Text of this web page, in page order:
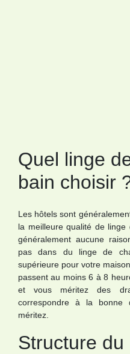
Quel linge
bain choisir
Les hôtels sont
la meilleure qualité de
généralement aucune
pas dans du linge de
supérieure pour votre
passent au moins 6 à 8
et vous méritez des
correspondre à la bonne
méritez.
Structure du